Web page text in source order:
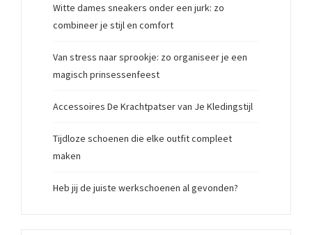
Witte dames sneakers onder een jurk: zo
combineer je stijl en comfort
Van stress naar sprookje: zo organiseer je een
magisch prinsessenfeest
Accessoires De Krachtpatser van Je Kledingstijl
Tijdloze schoenen die elke outfit compleet
maken
Heb jij de juiste werkschoenen al gevonden?